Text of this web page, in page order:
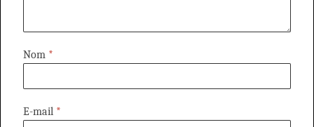
Nom *
E-mail *